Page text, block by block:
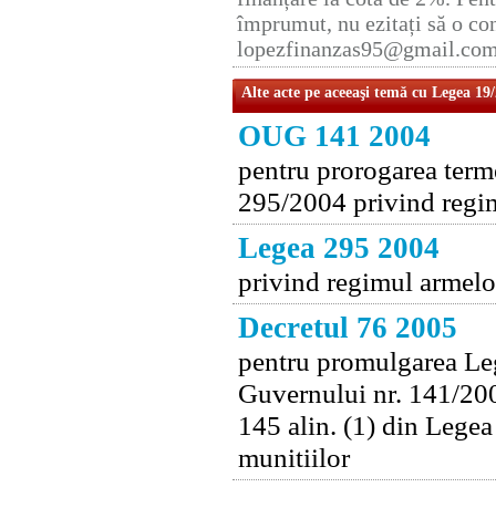
împrumut, nu ezitați să o
Alte acte pe aceeaşi temă cu Legea
OUG 141 2004
pentru prorogarea
295/2004 privind
Legea 295 2004
privind regimul
Decretul 76 2005
pentru promulgarea
Guvernului nr. 141/
145 alin. (1) din
munitiilor